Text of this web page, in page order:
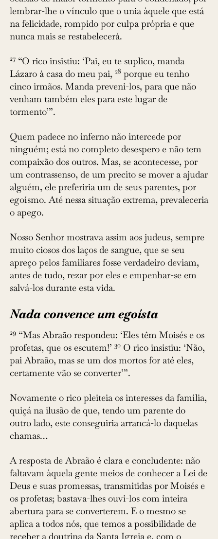
lembrar-lhe o vínculo que o unia àquele que está
na felicidade, rompido por culpa própria e que
nunca mais se restabelecerá.
27 “O rico insistiu: ‘Pai, eu te suplico, manda
Lázaro à casa do meu pai, 28 porque eu tenho
cinco irmãos. Manda preveni-los, para que não
venham também eles para este lugar de
tormento’”.
Quem padece no inferno não intercede por
ninguém; está no completo desespero e não tem
compaixão dos outros. Mas, se acontecesse, por
um contrassenso, de um precito se mover a ajudar
alguém, ele preferiria um de seus parentes, por
egoísmo. Até nessa situação extrema, prevaleceria
o apego.
Nosso Senhor mostrava assim aos judeus, sempre
muito ciosos dos laços de sangue, que se seu
apreço pelos familiares fosse verdadeiro deviam,
antes de tudo, rezar por eles e empenhar-se em
salvá-los durante esta vida.
Nada convence um egoísta
29 “Mas Abraão respondeu: ‘Eles têm Moisés e os
profetas, que os escutem!’ 30 O rico insistiu: ‘Não,
pai Abraão, mas se um dos mortos for até eles,
certamente vão se converter’”.
Novamente o rico pleiteia os interesses da família,
quiçá na ilusão de que, tendo um parente do
outro lado, este conseguiria arrancá-lo daquelas
chamas…
A resposta de Abraão é clara e concludente: não
faltavam àquela gente meios de conhecer a Lei de
Deus e suas promessas, transmitidas por Moisés e
os profetas; bastava-lhes ouvi-los com inteira
abertura para se converterem. E o mesmo se
aplica a todos nós, que temos a possibilidade de
receber a doutrina da Santa Igreja e, com o